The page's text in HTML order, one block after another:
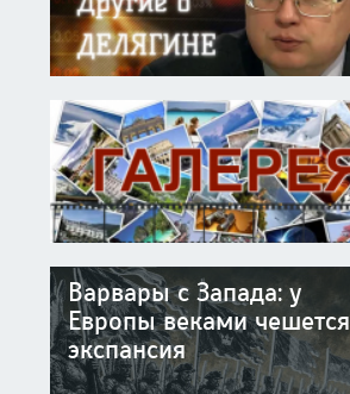
Варвары с Запада: у
Европы веками чешется
экспансия